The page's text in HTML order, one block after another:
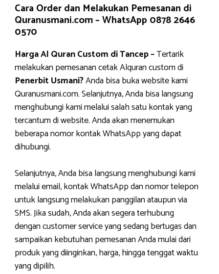
Cara Order dan Melakukan Pemesanan di
Quranusmani.com –WhatsApp 0878 2646
0570
Harga Al Quran Custom di Tancep –Tertarik
melakukan pemesanan cetak Alquran custom di
Penerbit Usmani?Anda bisa buka website kami
Quranusmani.com. Selanjutnya, Anda bisa langsung
menghubungi kami melalui salah satu kontak yang
tercantum di website. Anda akan menemukan
beberapa nomor kontak WhatsApp yang dapat
dihubungi.
Selanjutnya, Anda bisa langsung menghubungi kami
melalui email, kontak WhatsApp dan nomor telepon
untuk langsung melakukan panggilan ataupun via
SMS. Jika sudah, Anda akan segera terhubung
dengan customer service yang sedang bertugas dan
sampaikan kebutuhan pemesanan Anda mulai dari
produk yang diinginkan, harga, hingga tenggat waktu
yang dipilih.